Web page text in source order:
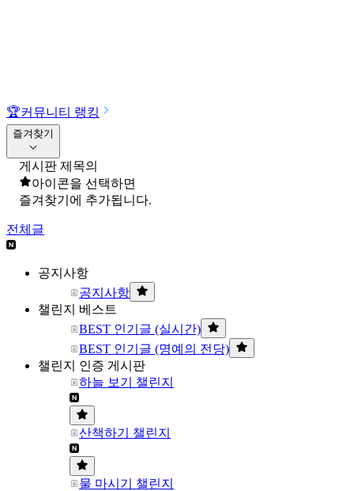
🏆커뮤니티 랭킹
즐겨찾기
게시판 제목의
아이콘을 선택하면
즐겨찾기에 추가됩니다.
전체글
공지사항
공지사항
챌린지 베스트
BEST 인기글 (실시간)
BEST 인기글 (명예의 전당)
챌린지 인증 게시판
하늘 보기 챌린지
산책하기 챌린지
물 마시기 챌린지